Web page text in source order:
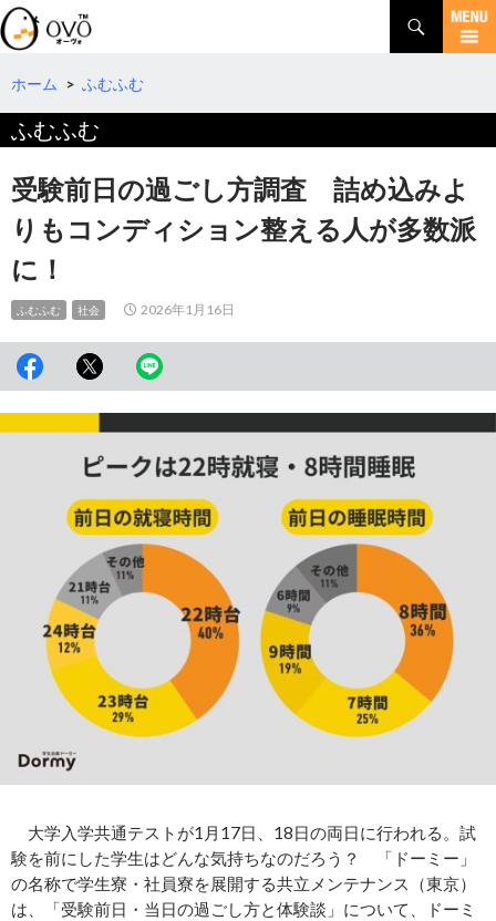
検
索
コ
テ
へ
移
動
ホーム > ふむふむ
ふむふむ
受験前日の過ごし方調査 詰め込みよ
りもコンディション整える人が多数派
に！
ふむふむ 社会 2026年1月16日
大学入学共通テストが1月17日、18日の両日に行われる。試
験を前にした学生はどんな気持ちなのだろう？ 「ドーミー」
の名称で学生寮・社員寮を展開する共立メンテナンス（東京）
は、「受験前日・当日の過ごし方と体験談」について、ドーミ